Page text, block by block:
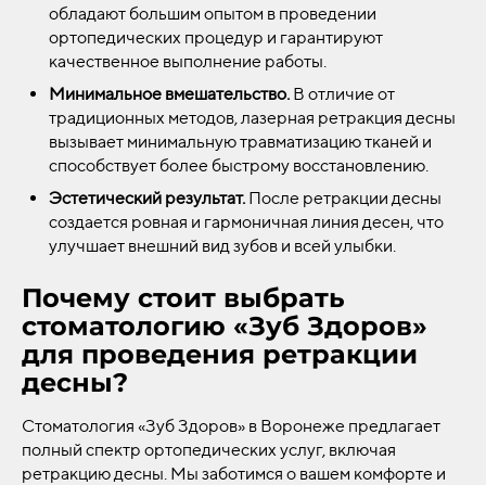
обладают большим опытом в проведении
ортопедических процедур и гарантируют
качественное выполнение работы.
Минимальное вмешательство. В отличие от
традиционных методов, лазерная ретракция десны
вызывает минимальную травматизацию тканей и
способствует более быстрому восстановлению.
Эстетический результат. После ретракции десны
создается ровная и гармоничная линия десен, что
улучшает внешний вид зубов и всей улыбки.
Почему стоит выбрать
стоматологию «Зуб Здоров»
для проведения ретракции
десны?
Стоматология «Зуб Здоров» в Воронеже предлагает
полный спектр ортопедических услуг, включая
ретракцию десны. Мы заботимся о вашем комфорте и